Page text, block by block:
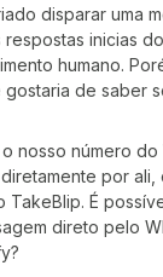
disparar uma
inicias
humano.
de saber
nosso número
por ali,
TakeBlip. É
direto pelo